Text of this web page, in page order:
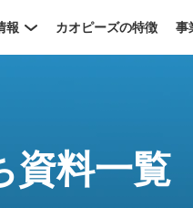
報 カオピーズの特徴 事
資料一覧